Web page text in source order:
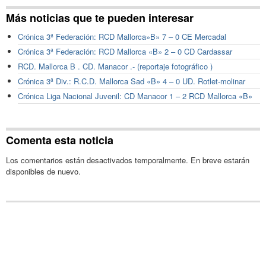
Más noticias que te pueden interesar
Crónica 3ª Federación: RCD Mallorca»B» 7 – 0 CE Mercadal
Crónica 3ª Federación: RCD Mallorca «B» 2 – 0 CD Cardassar
RCD. Mallorca B . CD. Manacor .- (reportaje fotográfico )
Crónica 3ª Div.: R.C.D. Mallorca Sad «B» 4 – 0 UD. Rotlet-molinar
Crónica Liga Nacional Juvenil: CD Manacor 1 – 2 RCD Mallorca «B»
Comenta esta noticia
Los comentarios están desactivados temporalmente. En breve estarán
disponibles de nuevo.